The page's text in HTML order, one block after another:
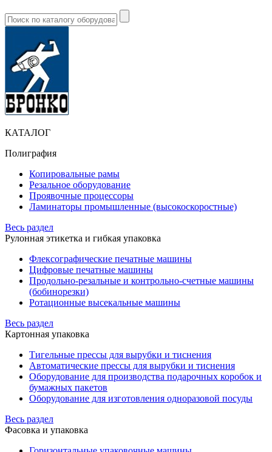
КАТАЛОГ
Полиграфия
Копировальные рамы
Резальное оборудование
Проявочные процессоры
Ламинаторы промышленные (высокоскоростные)
Весь раздел
Рулонная этикетка и гибкая упаковка
Флексографические печатные машины
Цифровые печатные машины
Продольно-резальные и контрольно-счетные машины
(бобинорезки)
Ротационные высекальные машины
Весь раздел
Картонная упаковка
Тигельные прессы для вырубки и тиснения
Автоматические прессы для вырубки и тиснения
Оборудование для производства подарочных коробок и
бумажных пакетов
Оборудование для изготовления одноразовой посуды
Весь раздел
Фасовка и упаковка